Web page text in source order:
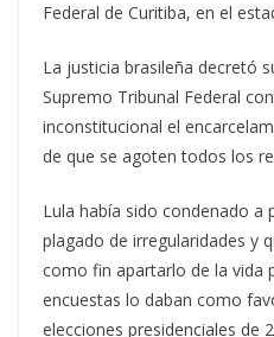
Federal de Curitiba, en el
La justicia brasileña decretó
Supremo Tribunal Federal
inconstitucional el
de que se agoten todos los
Lula había sido condenado a
plagado de irregularidades y
como fin apartarlo de la vida
encuestas lo daban como
elecciones presidenciales de